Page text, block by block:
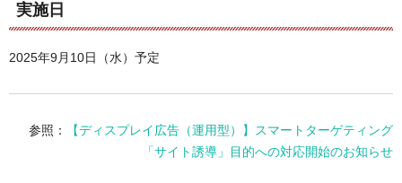
実施日
2025年9月10日（水）予定
参照：
【ディスプレイ広告（運用型）】スマートターゲティング
「サイト誘導」目的への対応開始のお知らせ